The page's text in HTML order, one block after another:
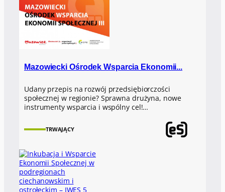
Mazowiecki Ośrodek Wsparcia Ekonomii...
Udany przepis na rozwój przedsiębiorczości
społecznej w regionie? Sprawna drużyna, nowe
instrumenty wsparcia i wspólny cel!…
TRWAJĄCY